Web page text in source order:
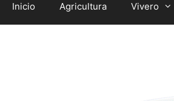
Inicio Agricultura Vivero